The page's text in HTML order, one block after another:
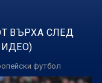
ВЪРХА СЛЕД
футбол